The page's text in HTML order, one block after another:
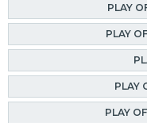
PLAY
PLAY
PLAY
PLAY